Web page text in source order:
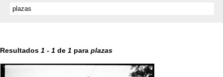
Resultados 1 - 1 de 1 para plazas